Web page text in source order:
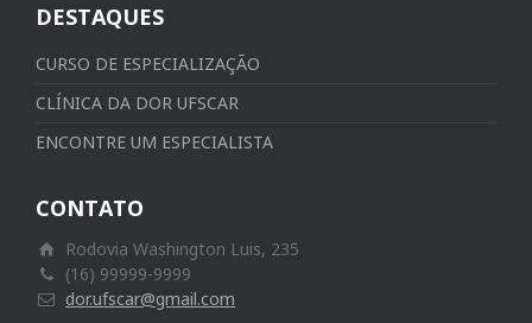
DESTAQUES
CURSO DE ESPECIALIZAÇÃO
CLÍNICA DA DOR UFSCAR
ENCONTRE UM ESPECIALISTA
CONTATO
Rodovia Washington Luis, 235
(16) 99999-9999
dor.ufscar@gmail.com